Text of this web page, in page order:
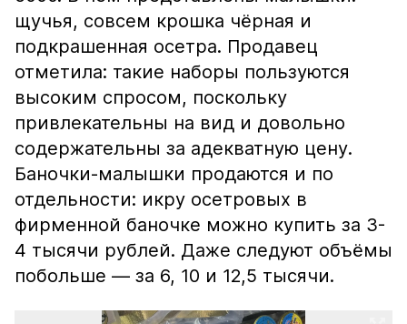
щучья, совсем крошка чёрная и
подкрашенная осетра. Продавец
отметила: такие наборы пользуются
высоким спросом, поскольку
привлекательны на вид и довольно
содержательны за адекватную цену.
Баночки-малышки продаются и по
отдельности: икру осетровых в
фирменной баночке можно купить за 3-
4 тысячи рублей. Даже следуют объёмы
побольше — за 6, 10 и 12,5 тысячи.